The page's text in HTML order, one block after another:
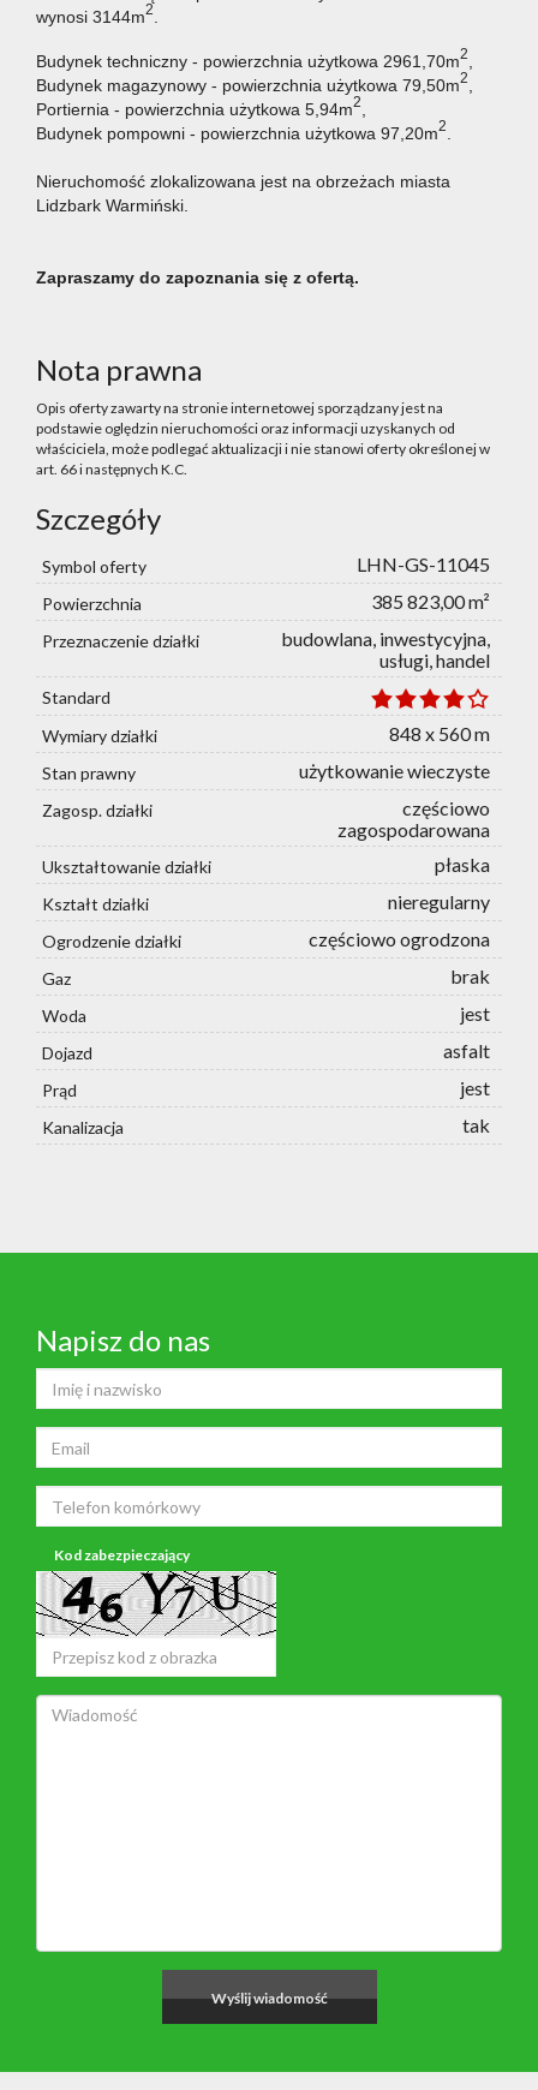
wynosi 3144m2.
Budynek techniczny - powierzchnia użytkowa 2961,70m2,
Budynek magazynowy - powierzchnia użytkowa 79,50m2,
Portiernia - powierzchnia użytkowa 5,94m2,
Budynek pompowni - powierzchnia użytkowa 97,20m2.
Nieruchomość zlokalizowana jest na obrzeżach miasta
Lidzbark Warmiński.
Zapraszamy do zapoznania się z ofertą.
Nota prawna
Opis oferty zawarty na stronie internetowej sporządzany jest na
podstawie oględzin nieruchomości oraz informacji uzyskanych od
właściciela, może podlegać aktualizacji i nie stanowi oferty określonej w
art. 66 i następnych K.C.
Szczegóły
Symbol oferty LHN-GS-11045
Powierzchnia 385 823,00 m²
Przeznaczenie działki
budowlana, inwestycyjna,
usługi, handel
Standard
Wymiary działki
848 x 560 m
Stan prawny użytkowanie wieczyste
Zagosp. działki
częściowo
zagospodarowana
Ukształtowanie działki płaska
Kształt działki nieregularny
Ogrodzenie działki częściowo ogrodzona
Gaz brak
Woda jest
Dojazd asfalt
Prąd jest
Kanalizacja tak
Napisz do nas
Kod zabezpieczający